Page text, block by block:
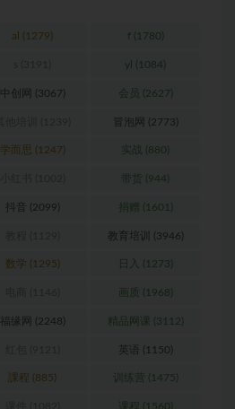
al (1279) f(1780)
yl (1084)
中创网 (3067) 会员 (2627)
冒泡网 (2773)
学而思 (1247) 实战 (880)
带货 (944)
抖音 (2099) (1601)
教育培训 (3946)
数学 (1295) 日入 (1273)
画质 (1968)
福缘网 (2248) 精品网课 (3112)
英语 (1150)
課程 (885) 训练营 (1475)
课程 (1560)